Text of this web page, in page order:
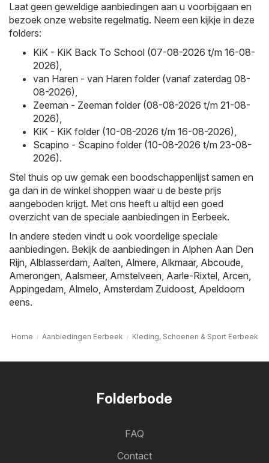
Laat geen geweldige aanbiedingen aan u voorbijgaan en
bezoek onze website regelmatig. Neem een kijkje in deze
folders:
KiK - KiK Back To School (07-08-2026 t/m 16-08-
2026),
van Haren - van Haren folder (vanaf zaterdag 08-
08-2026),
Zeeman - Zeeman folder (08-08-2026 t/m 21-08-
2026),
KiK - KiK folder (10-08-2026 t/m 16-08-2026),
Scapino - Scapino folder (10-08-2026 t/m 23-08-
2026).
Stel thuis op uw gemak een boodschappenlijst samen en
ga dan in de winkel shoppen waar u de beste prijs
aangeboden krijgt. Met ons heeft u altijd een goed
overzicht van de speciale aanbiedingen in Eerbeek.
In andere steden vindt u ook voordelige speciale
aanbiedingen. Bekijk de aanbiedingen in Alphen Aan Den
Rijn, Alblasserdam, Aalten, Almere, Alkmaar, Abcoude,
Amerongen, Aalsmeer, Amstelveen, Aarle-Rixtel, Arcen,
Appingedam, Almelo, Amsterdam Zuidoost, Apeldoorn
eens.
Home Aanbiedingen Eerbeek Kleding, Schoenen & Sport Eerbeek
Folderbode
FAQ
Contact